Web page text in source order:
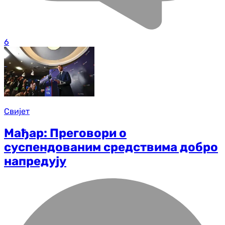
6
Свијет
Мађар: Преговори о
суспендованим средствима добро
напредују